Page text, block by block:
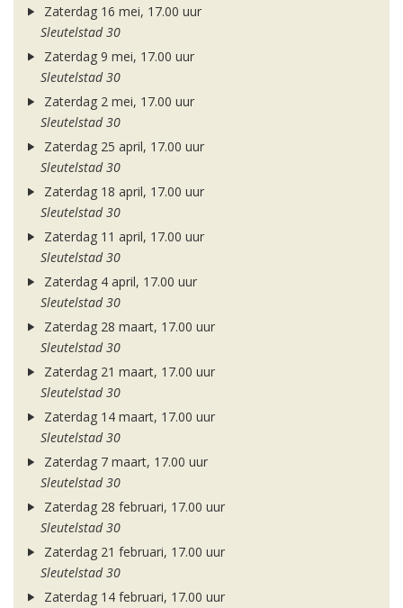
Zaterdag 16 mei, 17.00 uur
Sleutelstad 30
Zaterdag 9 mei, 17.00 uur
Sleutelstad 30
Zaterdag 2 mei, 17.00 uur
Sleutelstad 30
Zaterdag 25 april, 17.00 uur
Sleutelstad 30
Zaterdag 18 april, 17.00 uur
Sleutelstad 30
Zaterdag 11 april, 17.00 uur
Sleutelstad 30
Zaterdag 4 april, 17.00 uur
Sleutelstad 30
Zaterdag 28 maart, 17.00 uur
Sleutelstad 30
Zaterdag 21 maart, 17.00 uur
Sleutelstad 30
Zaterdag 14 maart, 17.00 uur
Sleutelstad 30
Zaterdag 7 maart, 17.00 uur
Sleutelstad 30
Zaterdag 28 februari, 17.00 uur
Sleutelstad 30
Zaterdag 21 februari, 17.00 uur
Sleutelstad 30
Zaterdag 14 februari, 17.00 uur